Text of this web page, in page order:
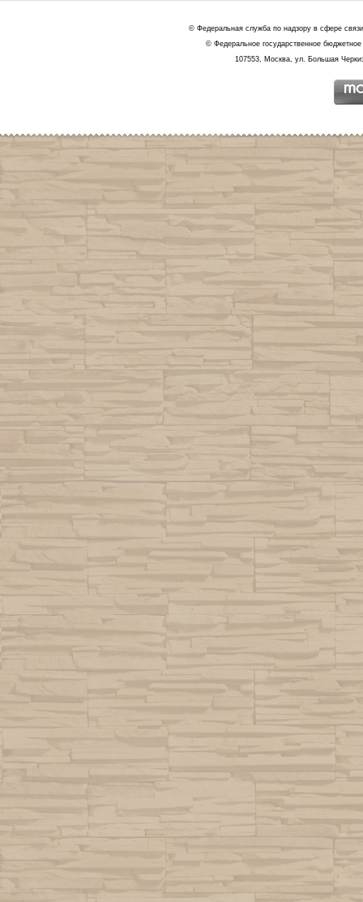
© Федеральная служба по надзору в сфере
© Федеральное государственное
107553, Москва, ул. Большая